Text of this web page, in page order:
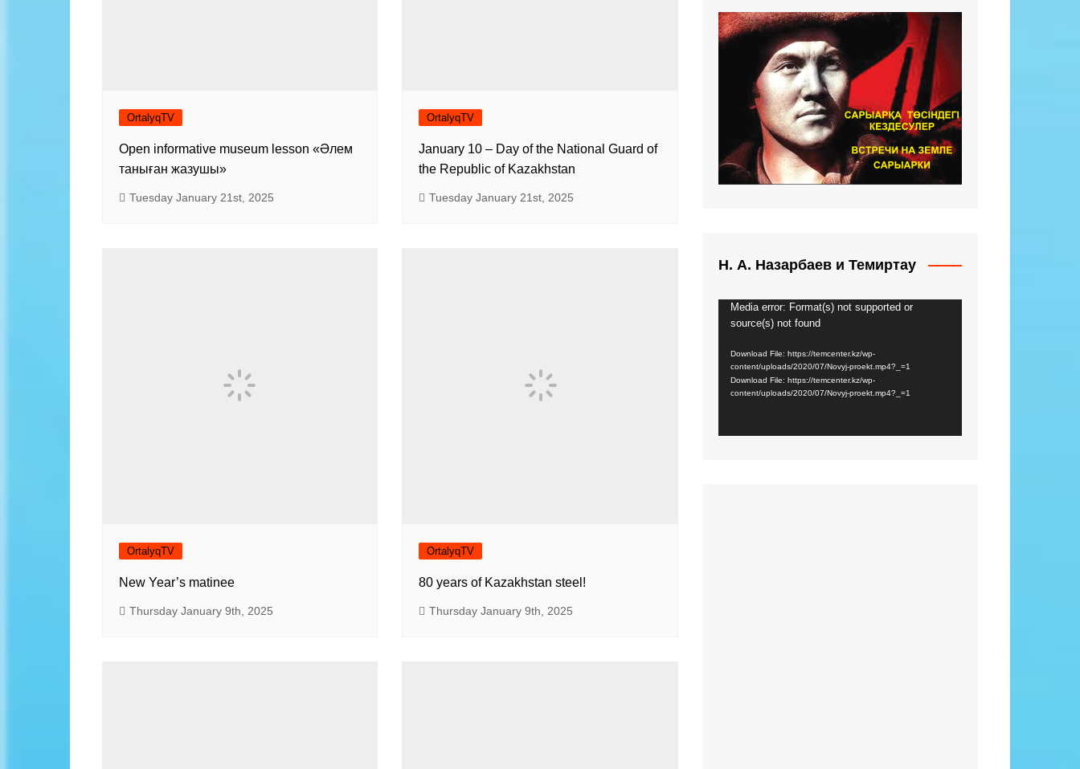
OrtalyqTV
Open informative museum lesson «Әлем
таныған жазушы»
Tuesday January 21st, 2025
OrtalyqTV
January 10 – Day of the National Guard of
the Republic of Kazakhstan
Tuesday January 21st, 2025
OrtalyqTV
New Year’s matinee
Thursday January 9th, 2025
OrtalyqTV
80 years of Kazakhstan steel!
Thursday January 9th, 2025
Н. А. Назарбаев и Темиртау
Video
Player
Media error: Format(s) not supported or
source(s) not found
Download File: https://temcenter.kz/wp-
content/uploads/2020/07/Novyj-proekt.mp4?_=1
Download File: https://temcenter.kz/wp-
content/uploads/2020/07/Novyj-proekt.mp4?_=1